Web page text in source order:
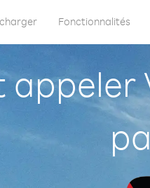
Fonctionnalités
appeler